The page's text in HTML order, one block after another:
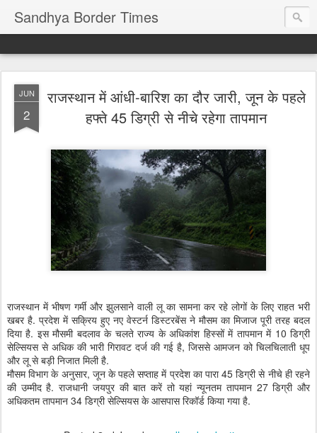
Sandhya Border Times
JUN
2
राजस्थान में आंधी-बारिश का दौर जारी, जून के पहले
हफ्ते 45 डिग्री से नीचे रहेगा तापमान
राजस्थान में भीषण गर्मी और झुलसाने वाली लू का सामना कर रहे लोगों के लिए राहत भरी
खबर है. प्रदेश में सक्रिय हुए नए वेस्टर्न डिस्टरबेंस ने मौसम का मिजाज पूरी तरह बदल
दिया है. इस मौसमी बदलाव के चलते राज्य के अधिकांश हिस्सों में तापमान में 10 डिग्री
सेल्सियस से अधिक की भारी गिरावट दर्ज की गई है, जिससे आमजन को चिलचिलाती धूप
और लू से बड़ी निजात मिली है.
मौसम विभाग के अनुसार, जून के पहले सप्ताह में प्रदेश का पारा 45 डिग्री से नीचे ही रहने
की उम्मीद है. राजधानी जयपुर की बात करें तो यहां न्यूनतम तापमान 27 डिग्री और
अधिकतम तापमान 34 डिग्री सेल्सियस के आसपास रिकॉर्ड किया गया है.